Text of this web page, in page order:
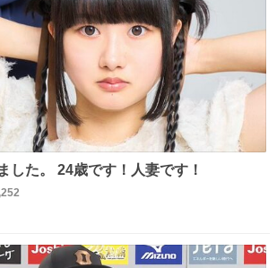
した。 24歳です！人妻です！